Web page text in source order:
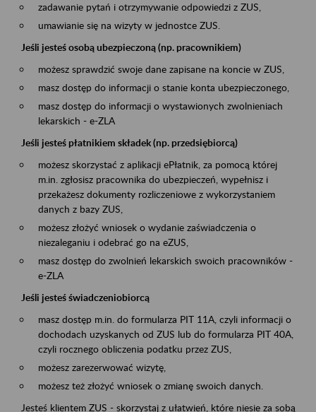
zadawanie pytań i otrzymywanie odpowiedzi z ZUS,
umawianie się na wizyty w jednostce ZUS.
Jeśli jesteś osobą ubezpieczoną (np. pracownikiem)
możesz sprawdzić swoje dane zapisane na koncie w ZUS,
masz dostęp do informacji o stanie konta ubezpieczonego,
masz dostęp do informacji o wystawionych zwolnieniach
lekarskich - e-ZLA
Jeśli jesteś płatnikiem składek (np. przedsiębiorcą)
możesz skorzystać z aplikacji ePłatnik, za pomocą której
m.in. zgłosisz pracownika do ubezpieczeń, wypełnisz i
przekażesz dokumenty rozliczeniowe z wykorzystaniem
danych z bazy ZUS,
możesz złożyć wniosek o wydanie zaświadczenia o
niezaleganiu i odebrać go na eZUS,
masz dostęp do zwolnień lekarskich swoich pracowników -
e-ZLA
Jeśli jesteś świadczeniobiorcą
masz dostęp m.in. do formularza PIT 11A, czyli informacji o
dochodach uzyskanych od ZUS lub do formularza PIT 40A,
czyli rocznego obliczenia podatku przez ZUS,
możesz zarezerwować wizytę,
możesz też złożyć wniosek o zmianę swoich danych.
Jesteś klientem ZUS - skorzystaj z ułatwień, które niesie za sobą